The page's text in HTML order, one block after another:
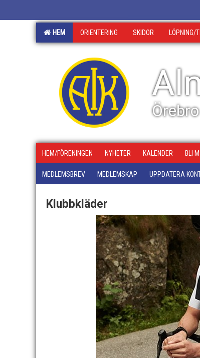
HEM ORIENTERING SKIDOR LÖPNING/
Örebro
HEM/FÖRENINGEN NYHETER KALENDER BLI
MEDLEMSBREV MEDLEMSKAP UPPDATERA
Klubbkläder